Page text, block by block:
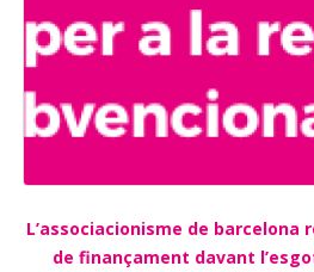
L’associacionisme de barcelona
de finançament davant